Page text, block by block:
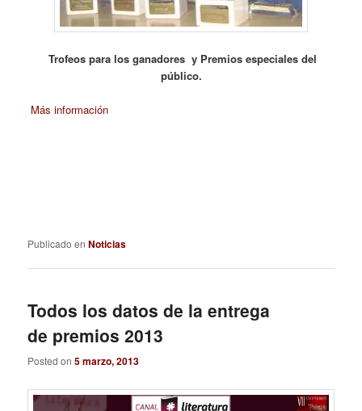
Trofeos para los ganadores y Premios especiales del
público.
Más información
Publicado en Noticias
Todos los datos de la entrega
de premios 2013
Posted on5 marzo, 2013